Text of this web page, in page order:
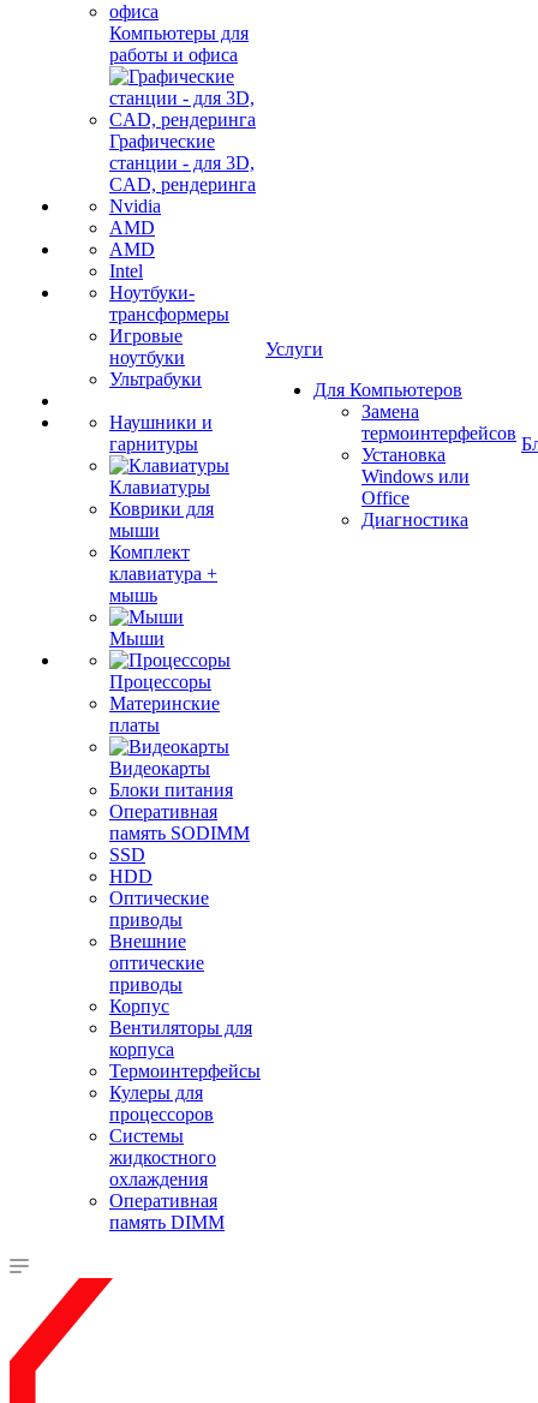
Компьютеры для
работы и офиса
Графические
станции - для 3D,
CAD, рендеринга
Nvidia
AMD
AMD
Intel
Ноутбуки-
трансформеры
Игровые
ноутбуки
Ультрабуки
Наушники и
гарнитуры
Клавиатуры
Коврики для
мыши
Комплект
клавиатура +
мышь
Мыши
Процессоры
Материнские
платы
Видеокарты
Блоки питания
Оперативная
память SODIMM
SSD
HDD
Оптические
приводы
Внешние
оптические
приводы
Корпус
Вентиляторы для
корпуса
Термоинтерфейсы
Кулеры для
процессоров
Системы
жидкостного
охлаждения
Оперативная
память DIMM
Услуги
Для Компьютеров
Замена
термоинтерфейсов
Установка
Windows или
Office
Диагностика